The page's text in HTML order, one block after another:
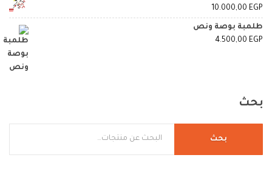
10.000,00 EGP
طلمبة بوصة ونص
4.500,00 EGP
بحث
بحث